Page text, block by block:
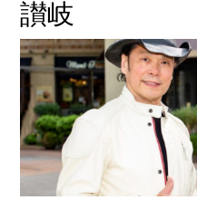
讃岐